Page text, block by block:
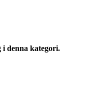
i denna kategori.